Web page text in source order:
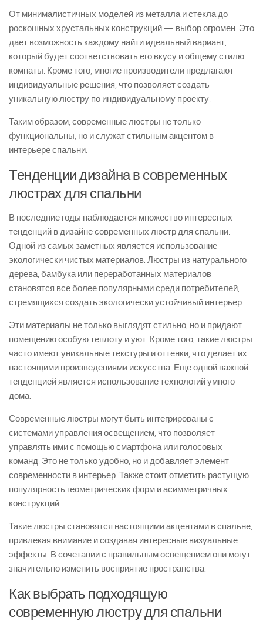
От минималистичных моделей из металла и стекла до
роскошных хрустальных конструкций — выбор огромен. Это
дает возможность каждому найти идеальный вариант,
который будет соответствовать его вкусу и общему стилю
комнаты. Кроме того, многие производители предлагают
индивидуальные решения, что позволяет создать
уникальную люстру по индивидуальному проекту.
Таким образом, современные люстры не только
функциональны, но и служат стильным акцентом в
интерьере спальни.
Тенденции дизайна в современных
люстрах для спальни
В последние годы наблюдается множество интересных
тенденций в дизайне современных люстр для спальни.
Одной из самых заметных является использование
экологически чистых материалов. Люстры из натурального
дерева, бамбука или переработанных материалов
становятся все более популярными среди потребителей,
стремящихся создать экологически устойчивый интерьер.
Эти материалы не только выглядят стильно, но и придают
помещению особую теплоту и уют. Кроме того, такие люстры
часто имеют уникальные текстуры и оттенки, что делает их
настоящими произведениями искусства. Еще одной важной
тенденцией является использование технологий умного
дома.
Современные люстры могут быть интегрированы с
системами управления освещением, что позволяет
управлять ими с помощью смартфона или голосовых
команд. Это не только удобно, но и добавляет элемент
современности в интерьер. Также стоит отметить растущую
популярность геометрических форм и асимметричных
конструкций.
Такие люстры становятся настоящими акцентами в спальне,
привлекая внимание и создавая интересные визуальные
эффекты. В сочетании с правильным освещением они могут
значительно изменить восприятие пространства.
Как выбрать подходящую
современную люстру для спальни